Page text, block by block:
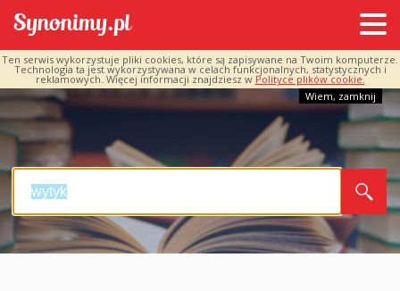
Ten serwis wykorzystuje pliki cookies, które są zapisywane na Twoim komputerze.
Technologia ta jest wykorzystywana w celach funkcjonalnych, statystycznych i
reklamowych. Więcej informacji znajdziesz w Polityce plików cookie.
Wiem, zamknij